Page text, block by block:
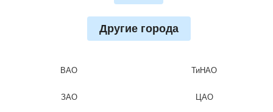
Другие города
ВАО
ЗАО
ТиНАО
ЦАО